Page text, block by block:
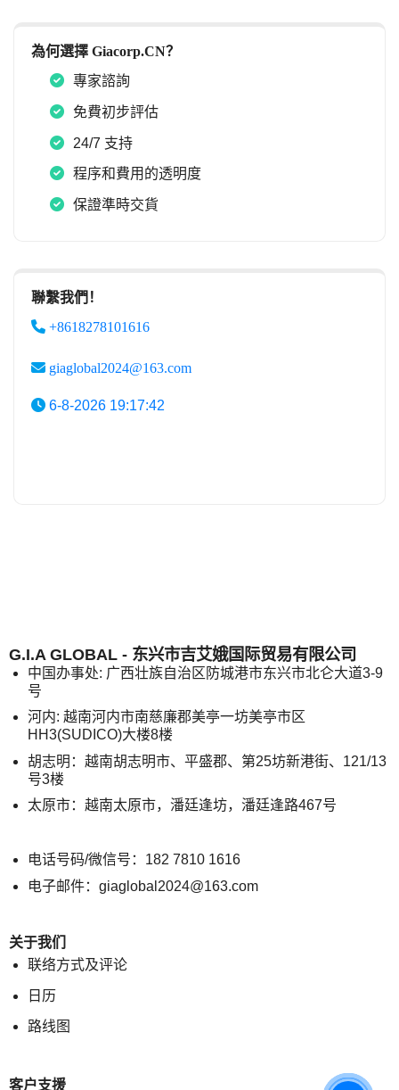
為何選擇 Giacorp.CN？
專家諮詢
免費初步評估
24/7 支持
程序和費用的透明度
保證準時交貨
聯繫我們！
+8618278101616
giaglobal2024@163.com
6-8-2026 19:17:42
G.I.A GLOBAL - 东兴市吉艾娥国际贸易有限公司
中国办事处: 广西壮族自治区防城港市东兴市北仑大道3-9
号
河内: 越南河内市南慈廉郡美亭一坊美亭市区
HH3(SUDICO)大楼8楼
胡志明：越南胡志明市、平盛郡、第25坊新港街、121/13
号3楼
太原市：越南太原市，潘廷逢坊，潘廷逢路467号
电话号码/微信号：182 7810 1616
电子邮件：giaglobal2024@163.com
关于我们
联络方式及评论
日历
路线图
客户支援